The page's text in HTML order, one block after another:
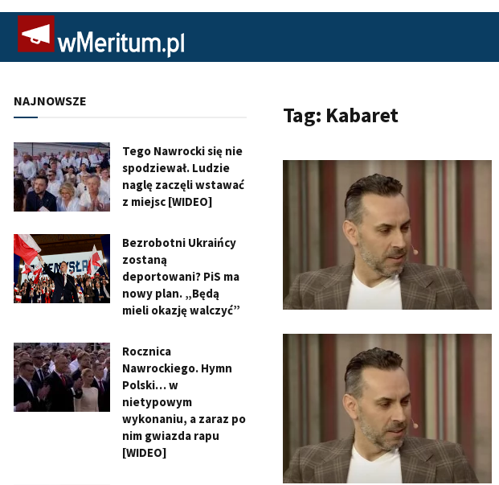
Tag: Kabaret
NAJNOWSZE
Tego Nawrocki się nie
spodziewał. Ludzie
naglę zaczęli wstawać
z miejsc [WIDEO]
Bezrobotni Ukraińcy
zostaną
deportowani? PiS ma
nowy plan. „Będą
mieli okazję walczyć”
Rocznica
Nawrockiego. Hymn
Polski… w
nietypowym
wykonaniu, a zaraz po
nim gwiazda rapu
[WIDEO]